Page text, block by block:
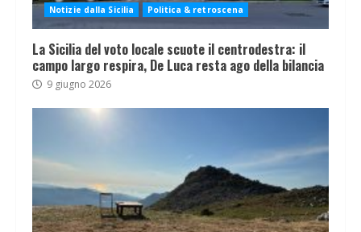
Notizie dalla Sicilia Politica & retroscena
La Sicilia del voto locale scuote il centrodestra: il
campo largo respira, De Luca resta ago della bilancia
9 giugno 2026